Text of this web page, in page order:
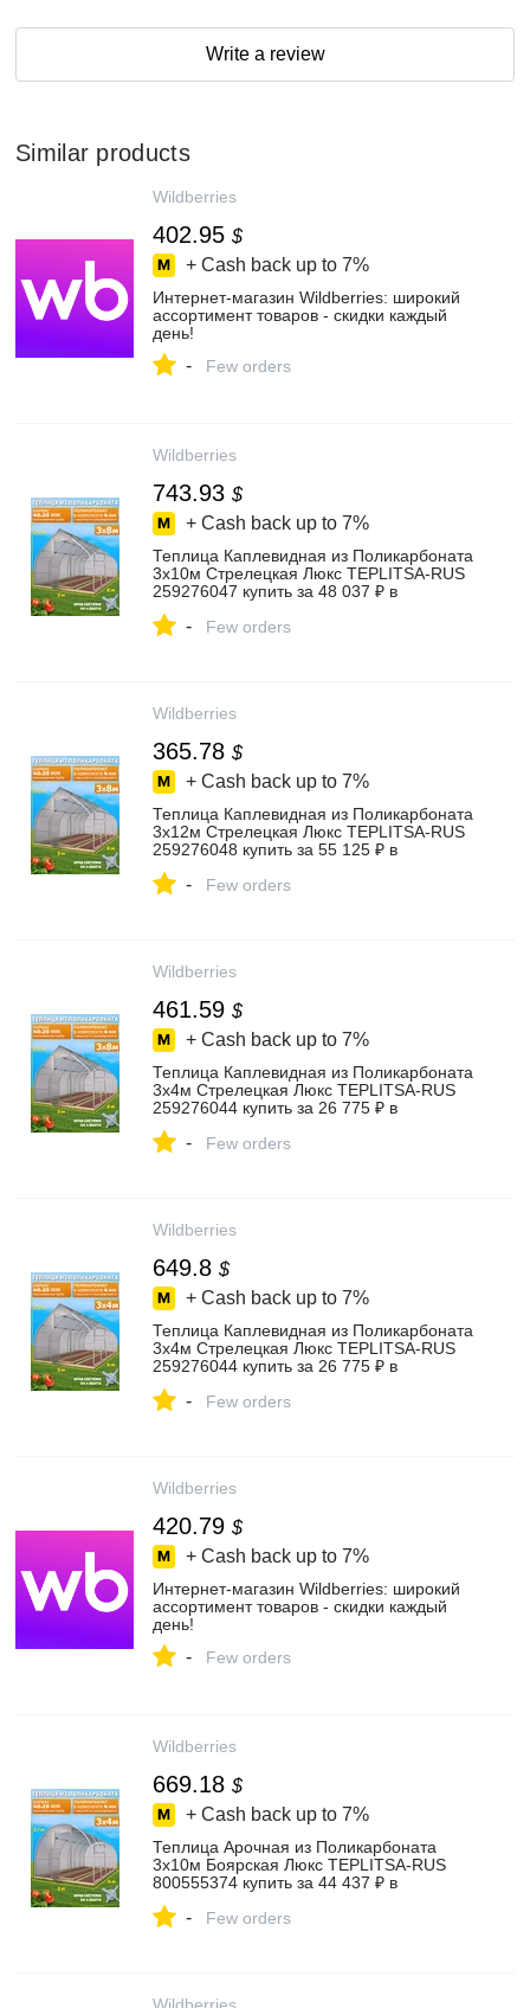
Write a review
Similar products
Wildberries
402.95 $
+ Cash back up to 7%
Интернет‑магазин Wildberries: широкий
ассортимент товаров - скидки каждый
день!
- Few orders
Wildberries
743.93 $
+ Cash back up to 7%
Теплица Каплевидная из Поликарбоната
3х10м Стрелецкая Люкс TEPLITSA-RUS
259276047 купить за 48 037 ₽ в
- Few orders
Wildberries
365.78 $
+ Cash back up to 7%
Теплица Каплевидная из Поликарбоната
3х12м Стрелецкая Люкс TEPLITSA-RUS
259276048 купить за 55 125 ₽ в
- Few orders
Wildberries
461.59 $
+ Cash back up to 7%
Теплица Каплевидная из Поликарбоната
3х4м Стрелецкая Люкс TEPLITSA-RUS
259276044 купить за 26 775 ₽ в
- Few orders
Wildberries
649.8 $
+ Cash back up to 7%
Теплица Каплевидная из Поликарбоната
3х4м Стрелецкая Люкс TEPLITSA-RUS
259276044 купить за 26 775 ₽ в
- Few orders
Wildberries
420.79 $
+ Cash back up to 7%
Интернет‑магазин Wildberries: широкий
ассортимент товаров - скидки каждый
день!
- Few orders
Wildberries
669.18 $
+ Cash back up to 7%
Теплица Арочная из Поликарбоната
3х10м Боярская Люкс TEPLITSA-RUS
800555374 купить за 44 437 ₽ в
- Few orders